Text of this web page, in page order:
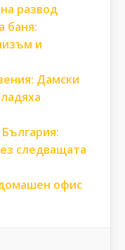
развод
баня:
и
Дамски
следващата
офис